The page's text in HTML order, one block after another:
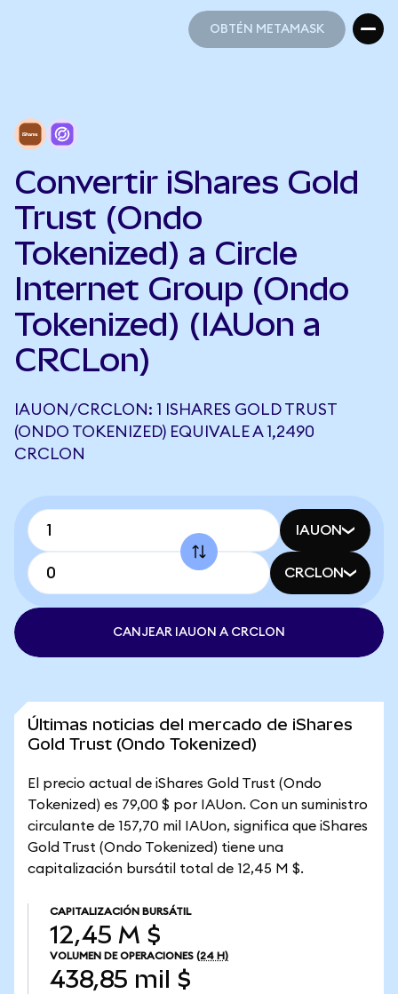
OBTÉN METAMASK
Convertir iShares Gold
Trust (Ondo
Tokenized) a Circle
Internet Group (Ondo
Tokenized) (IAUon a
CRCLon)
IAUON/CRCLON: 1 ISHARES GOLD TRUST
(ONDO TOKENIZED) EQUIVALE A 1,2490
CRCLON
IAUON
CRCLON
CANJEAR IAUON A CRCLON
Últimas noticias del mercado de iShares
Gold Trust (Ondo Tokenized)
El precio actual de iShares Gold Trust (Ondo
Tokenized) es 79,00 $ por IAUon. Con un suministro
circulante de 157,70 mil IAUon, significa que iShares
Gold Trust (Ondo Tokenized) tiene una
capitalización bursátil total de 12,45 M $.
CAPITALIZACIÓN BURSÁTIL
12,45 M $
VOLUMEN DE OPERACIONES (24 H)
438,85 mil $